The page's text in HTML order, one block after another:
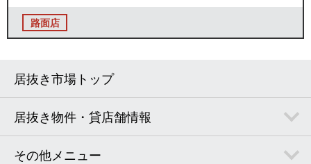
路面店
居抜き市場トップ
居抜き物件・貸店舗情報
その他メニュー